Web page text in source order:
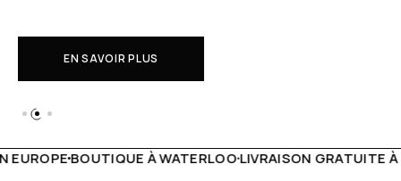
EN SAVOIR PLUS
LIVRAISON GRATUITE À PARTIR DE 150€LIVE